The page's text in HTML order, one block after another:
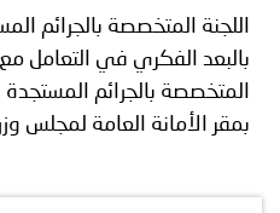
اللجنة المتخصصة بالجرائم
بالبعد الفكري في التعامل
المتخصصة بالجرائم المستجدة
بمقر الأمانة العامة لمجلس